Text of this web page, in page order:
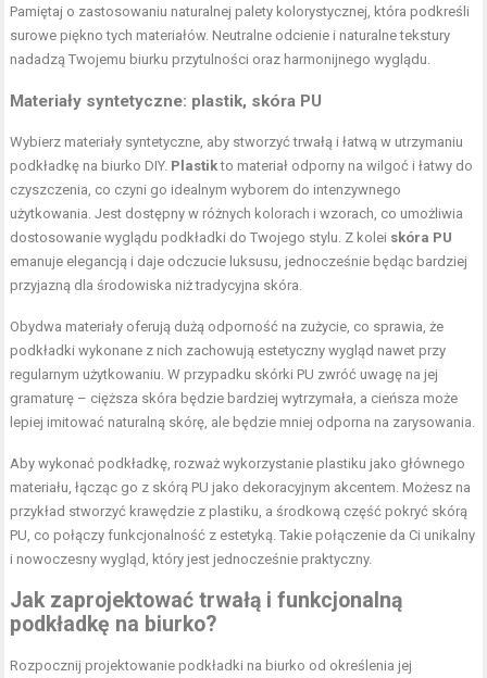
Pamiętaj o zastosowaniu naturalnej palety kolorystycznej, która podkreśli
surowe piękno tych materiałów. Neutralne odcienie i naturalne tekstury
nadadzą Twojemu biurku przytulności oraz harmonijnego wyglądu.
Materiały syntetyczne: plastik, skóra PU
Wybierz materiały syntetyczne, aby stworzyć trwałą i łatwą w utrzymaniu
podkładkę na biurko DIY. Plastikto materiał odporny na wilgoć i łatwy do
czyszczenia, co czyni go idealnym wyborem do intenzywnego
użytkowania. Jest dostępny w różnych kolorach i wzorach, co umożliwia
dostosowanie wyglądu podkładki do Twojego stylu. Z kolei skóra PU
emanuje elegancją i daje odczucie luksusu, jednocześnie będąc bardziej
przyjazną dla środowiska niż tradycyjna skóra.
Obydwa materiały oferują dużą odporność na zużycie, co sprawia, że
podkładki wykonane z nich zachowują estetyczny wygląd nawet przy
regularnym użytkowaniu. W przypadku skórki PU zwróć uwagę na jej
gramaturę – cięższa skóra będzie bardziej wytrzymała, a cieńsza może
lepiej imitować naturalną skórę, ale będzie mniej odporna na zarysowania.
Aby wykonać podkładkę, rozważ wykorzystanie plastiku jako głównego
materiału, łącząc go z skórą PU jako dekoracyjnym akcentem. Możesz na
przykład stworzyć krawędzie z plastiku, a środkową część pokryć skórą
PU, co połączy funkcjonalność z estetyką. Takie połączenie da Ci unikalny
i nowoczesny wygląd, który jest jednocześnie praktyczny.
Jak zaprojektować trwałą i funkcjonalną
podkładkę na biurko?
Rozpocznij projektowanie podkładki na biurko od określenia jej